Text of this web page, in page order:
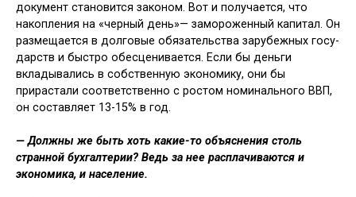
документ становится за­коном. Вот и получается, что
накопле­ния на «черный день»— заморожен­ный капитал. Он
размещается в долго­вые обязательства зарубежных госу­
дарств и быстро обесценивается. Если бы деньги
вкладывались в собствен­ную экономику, они бы
прирастали со­ответственно с ростом номинального ВВП,
он составляет 13-15% в год.
— Должны же быть хоть какие-то объяснения столь
странной бухгалтерии? Ведь за нее рас­плачиваются и
экономика, и на­селение.